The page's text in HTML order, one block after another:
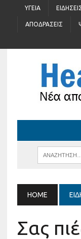
ΥΓΕΊΑ
ΑΠΟΔΡΆΣΕΙΣ
HOME
Σας